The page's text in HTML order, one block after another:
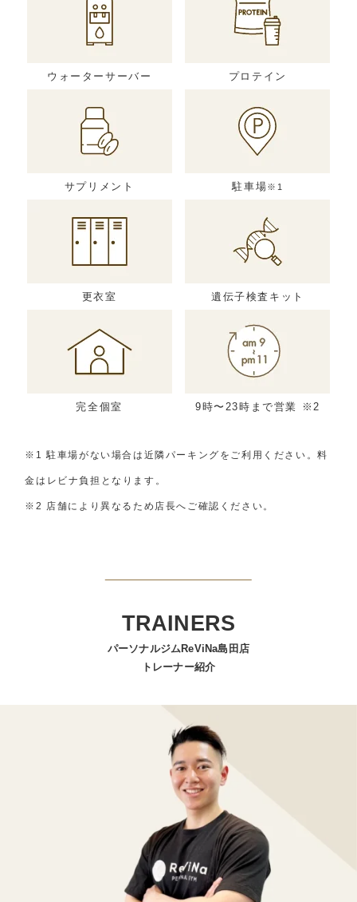
ウォーターサーバー プロテイン
サプリメント 駐車場※1
更衣室 遺伝子検査キット
完全個室 9時〜23時まで営業 ※2
※1 駐車場がない場合は近隣パーキングをご利用ください。料
金はレビナ負担となります。
※2 店舗により異なるため店長へご確認ください。
TRAINERS
パーソナルジムReViNa島田店
トレーナー紹介